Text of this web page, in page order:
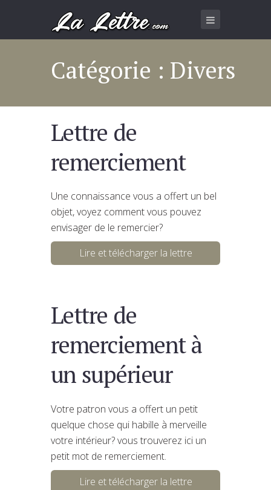
Catégorie : Divers
Lettre de
remerciement
Une connaissance vous a offert un bel
objet, voyez comment vous pouvez
envisager de le remercier?
Lire et télécharger la lettre
Lettre de
remerciement à
un supérieur
Votre patron vous a offert un petit
quelque chose qui habille à merveille
votre intérieur? vous trouverez ici un
petit mot de remerciement.
Lire et télécharger la lettre